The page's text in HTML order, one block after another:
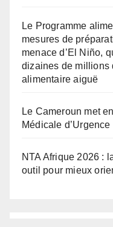
Le Programme
mesures de
menace d’El Niño,
dizaines de millions
alimentaire aiguë
Le Cameroun met
Médicale
NTA Afrique 2026 :
outil pour mieux